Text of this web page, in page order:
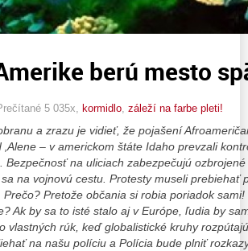
berú mesto
5 035x, kormidlo záleží na farbe pleti!
a zrazu je vidieť, že pojašení
– v americkom štáte Idaho prevzali
Bezpečnosť na uliciach zabezpečujú
na vojnovú cestu. Protesty museli prebiehať
Pretože občania si robia poriadok
Ak by sa to isté stalo aj v Európe, ľudia by
vlastných rúk, keď globalistické kruhy
na našu políciu a Polícia bude plniť